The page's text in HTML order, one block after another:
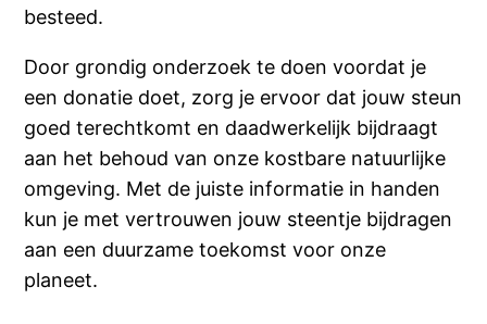
besteed.
Door grondig onderzoek te doen voordat je
een donatie doet, zorg je ervoor dat jouw steun
goed terechtkomt en daadwerkelijk bijdraagt
aan het behoud van onze kostbare natuurlijke
omgeving. Met de juiste informatie in handen
kun je met vertrouwen jouw steentje bijdragen
aan een duurzame toekomst voor onze
planeet.